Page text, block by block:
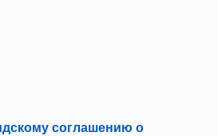
соглашению о